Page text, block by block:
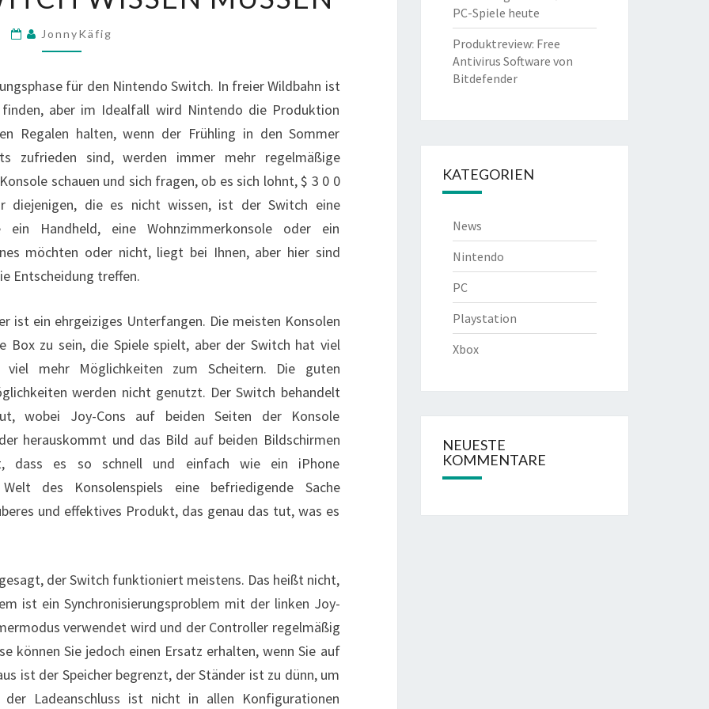
SIE
DEM
DES
NINTENDO
WISSEN
MÜSSEN
JonnyKäfig
für den Nintendo Switch. In freier Wildbahn ist
aber im Idealfall wird Nintendo die Produktion
Regalen halten, wenn der Frühling in den Sommer
zufrieden sind, werden immer mehr regelmäßige
schauen und sich fragen, ob es sich lohnt, $ 3 0 0
die es nicht wissen, ist der Switch eine
Handheld, eine Wohnzimmerkonsole oder ein
möchten oder nicht, liegt bei Ihnen, aber hier sind
Entscheidung treffen.
ist ein ehrgeiziges Unterfangen. Die meisten Konsolen
Box zu sein, die Spiele spielt, aber der Switch hat viel
mehr Möglichkeiten zum Scheitern. Die guten
werden nicht genutzt. Der Switch behandelt
wobei Joy-Cons auf beiden Seiten der Konsole
herauskommt und das Bild auf beiden Bildschirmen
dass es so schnell und einfach wie ein iPhone
des Konsolenspiels eine befriedigende Sache
und effektives Produkt, das genau das tut, was es
der Switch funktioniert meistens. Das heißt nicht,
ist ein Synchronisierungsproblem mit der linken Joy-
verwendet wird und der Controller regelmäßig
können Sie jedoch einen Ersatz erhalten, wenn Sie auf
ist der Speicher begrenzt, der Ständer ist zu dünn, um
Ladeanschluss ist nicht in allen Konfigurationen
PC-Spiele heute
Produktreview: Free
Antivirus Software von
Bitdefender
KATEGORIEN
News
Nintendo
PC
Playstation
Xbox
NEUESTE
KOMMENTARE